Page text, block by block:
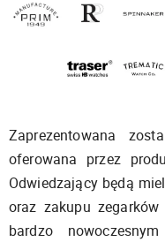
Zaprezentowana
oferowana przez
Odwiedzający będą
oraz zakupu
bardzo